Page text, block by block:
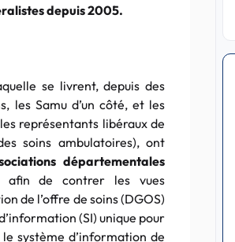
depuis 2005.
se livrent, depuis des
les Samu d’un côté, et les
représentants libéraux de
soins ambulatoires), ont
départementales
afin de contrer les vues
de l’offre de soins (DGOS)
(SI) unique pour
système d’information de